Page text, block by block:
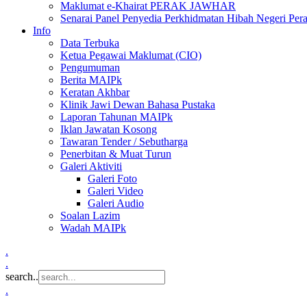
Maklumat e-Khairat PERAK JAWHAR
Senarai Panel Penyedia Perkhidmatan Hibah Negeri
Info
Data Terbuka
Ketua Pegawai Maklumat (CIO)
Pengumuman
Berita MAIPk
Keratan Akhbar
Klinik Jawi Dewan Bahasa Pustaka
Laporan Tahunan MAIPk
Iklan Jawatan Kosong
Tawaran Tender / Sebutharga
Penerbitan & Muat Turun
Galeri Aktiviti
Galeri Foto
Galeri Video
Galeri Audio
Soalan Lazim
Wadah MAIPk
.
.
search..
.